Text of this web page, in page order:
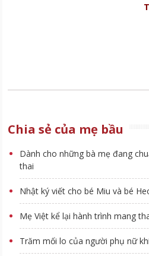
Chia sẻ của mẹ bầu
Dành cho những bà mẹ đang
thai
Nhật ký viết cho bé Miu và bé
Mẹ Việt kể lại hành trình mang
Trăm mối lo của người phụ nữ